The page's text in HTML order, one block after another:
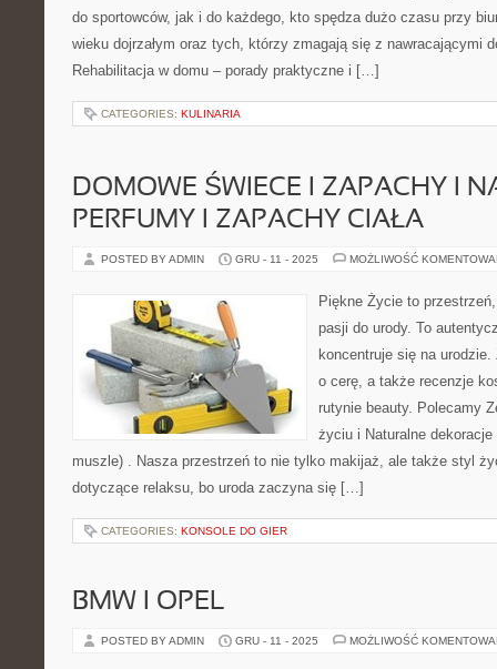
do sportowców, jak i do każdego, kto spędza dużo czasu przy
wieku dojrzałym oraz tych, którzy zmagają się z nawracającymi
Rehabilitacja w domu – porady praktyczne i […]
CATEGORIES: KULINARIA
DOMOWE ŚWIECE I ZAPACHY I
PERFUMY I ZAPACHY CIAŁA
POSTED BY ADMIN GRU - 11 - 2025 MOŻLIWOŚĆ
Piękne Życie to
pasji do urody. To
koncentruje się na
o cerę, a także recenzje
rutynie beauty. Polecamy
życiu i Naturalne
muszle) . Nasza przestrzeń to nie tylko makijaż, ale także styl
dotyczące relaksu, bo uroda zaczyna się […]
CATEGORIES: KONSOLE DO GIER
BMW I OPEL
POSTED BY ADMIN GRU - 11 - 2025 MOŻLIWOŚĆ